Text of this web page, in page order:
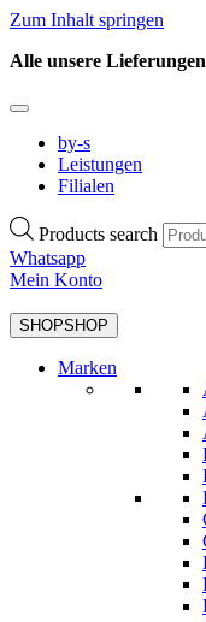
Zum Inhalt springen
Alle unsere
by-s
Leistungen
Filialen
Products search
Whatsapp
Mein Konto
SHOPSHOP
Marken